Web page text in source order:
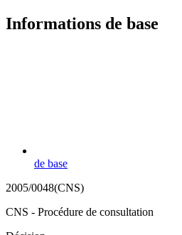
Informations de base
de base
2005/0048(CNS)
CNS - Procédure de consultation